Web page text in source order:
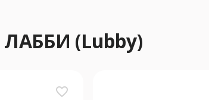
(Lubby)
favorite_border